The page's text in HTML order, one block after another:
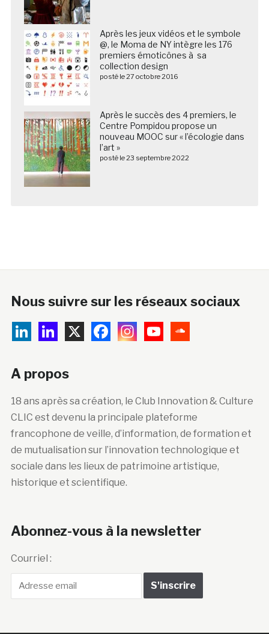
Après les jeux vidéos et le symbole
@, le Moma de NY intègre les 176
premiers émoticônes à sa
collection design
posté le 27 octobre 2016
Après le succès des 4 premiers, le
Centre Pompidou propose un
nouveau MOOC sur « l’écologie dans
l’art »
posté le 23 septembre 2022
Nous suivre sur les réseaux sociaux
A propos
18 ans après sa création, le Club Innovation & Culture
CLIC est devenu la principale plateforme
francophone de veille, d’information, de formation et
de mutualisation sur l’innovation technologique et
sociale dans les lieux de patrimoine artistique,
historique et scientifique.
Abonnez-vous à la newsletter
Courriel :